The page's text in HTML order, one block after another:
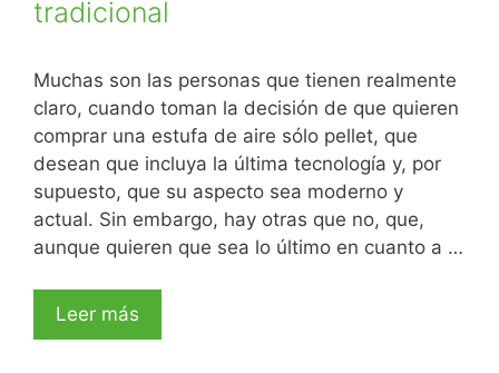
tradicional
Muchas son las personas que tienen realmente
claro, cuando toman la decisión de que quieren
comprar una estufa de aire sólo pellet, que
desean que incluya la última tecnología y, por
supuesto, que su aspecto sea moderno y
actual. Sin embargo, hay otras que no, que,
aunque quieren que sea lo último en cuanto a …
Leer más